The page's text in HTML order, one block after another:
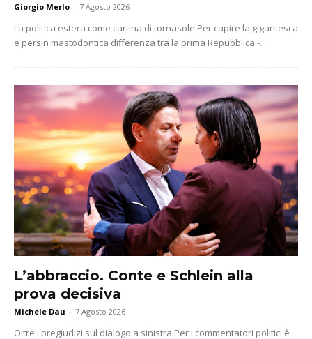
Giorgio Merlo - 7 Agosto 2026
La politica estera come cartina di tornasole Per capire la gigantesca
e persin mastodontica differenza tra la prima Repubblica -...
L’abbraccio. Conte e Schlein alla
prova decisiva
Michele Dau - 7 Agosto 2026
Oltre i pregiudizi sul dialogo a sinistra Per i commentatori politici è